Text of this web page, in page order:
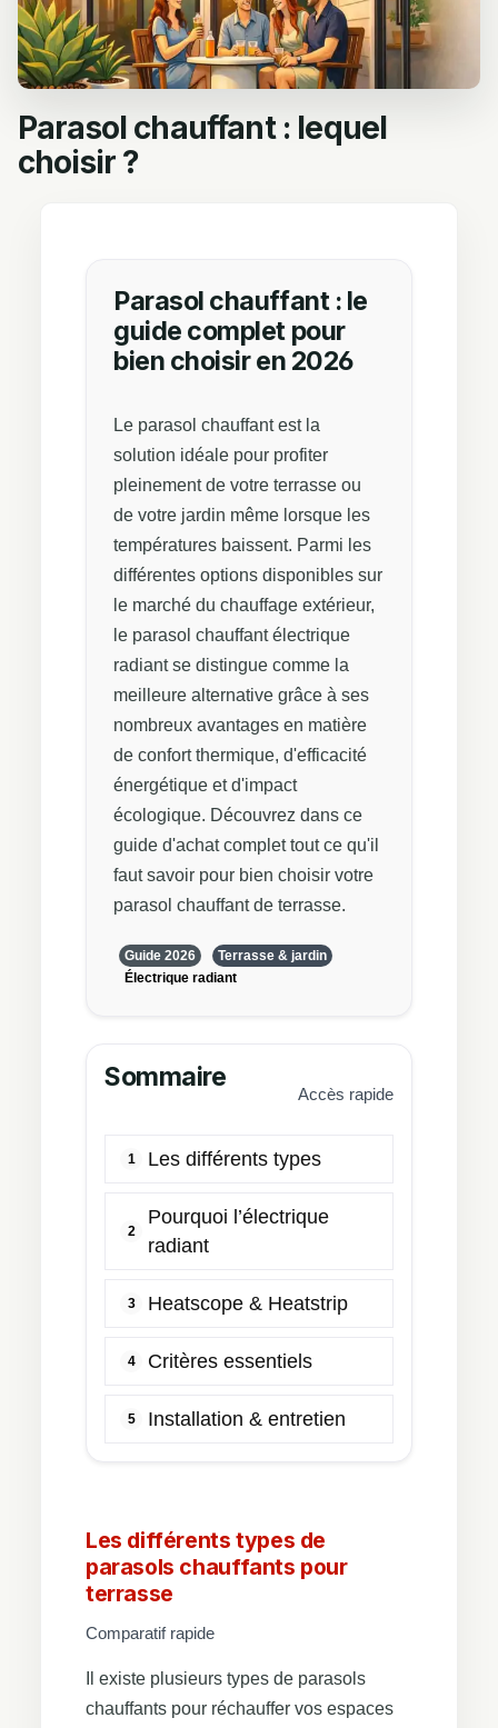
Parasol chauffant : lequel
choisir ?
Parasol chauffant : le
guide complet pour
bien choisir en 2026
Le parasol chauffant est la
solution idéale pour profiter
pleinement de votre terrasse ou
de votre jardin même lorsque les
températures baissent. Parmi les
différentes options disponibles sur
le marché du chauffage extérieur,
le parasol chauffant électrique
radiant se distingue comme la
meilleure alternative grâce à ses
nombreux avantages en matière
de confort thermique, d'efficacité
énergétique et d'impact
écologique. Découvrez dans ce
guide d'achat complet tout ce qu'il
faut savoir pour bien choisir votre
parasol chauffant de terrasse.
Guide 2026
Terrasse & jardin
Électrique radiant
Sommaire
Accès rapide
1 Les différents types
2
Pourquoi l’électrique
radiant
3 Heatscope & Heatstrip
4 Critères essentiels
5 Installation & entretien
Les différents types de
parasols chauffants pour
terrasse
Comparatif rapide
Il existe plusieurs types de parasols
chauffants pour réchauffer vos espaces